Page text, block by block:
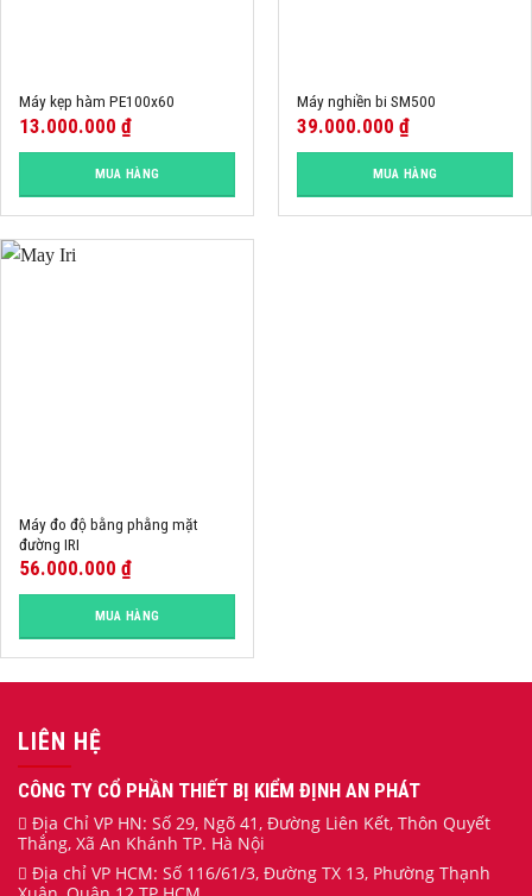
Máy kẹp hàm PE100x60
13.000.000 ₫
MUA HÀNG
Máy nghiền bi SM500
39.000.000 ₫
MUA HÀNG
Máy đo độ bằng phằng mặt
đường IRI
56.000.000 ₫
MUA HÀNG
LIÊN HỆ
CÔNG TY CỔ PHẦN THIẾT BỊ KIỂM ĐỊNH AN PHÁT
Địa Chỉ VP HN: Số 29, Ngõ 41, Đường Liên Kết, Thôn Quyết
Thắng, Xã An Khánh TP. Hà Nội
Địa chỉ VP HCM: Số 116/61/3, Đường TX 13, Phường Thạnh